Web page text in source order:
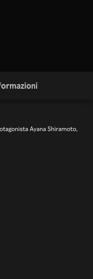
Ayana Shiramoto,